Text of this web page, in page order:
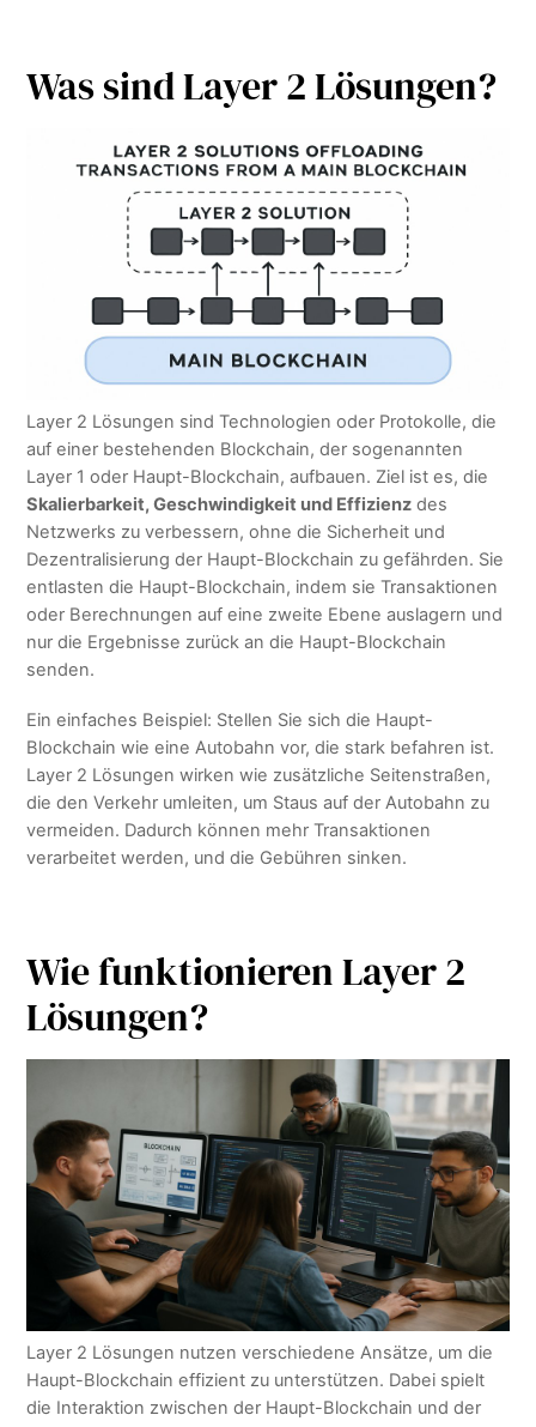
Was sind Layer 2 Lösungen?
Layer 2 Lösungen sind Technologien oder Protokolle, die
auf einer bestehenden Blockchain, der sogenannten
Layer 1 oder Haupt-Blockchain, aufbauen. Ziel ist es, die
Skalierbarkeit, Geschwindigkeit und Effizienz des
Netzwerks zu verbessern, ohne die Sicherheit und
Dezentralisierung der Haupt-Blockchain zu gefährden. Sie
entlasten die Haupt-Blockchain, indem sie Transaktionen
oder Berechnungen auf eine zweite Ebene auslagern und
nur die Ergebnisse zurück an die Haupt-Blockchain
senden.
Ein einfaches Beispiel: Stellen Sie sich die Haupt-
Blockchain wie eine Autobahn vor, die stark befahren ist.
Layer 2 Lösungen wirken wie zusätzliche Seitenstraßen,
die den Verkehr umleiten, um Staus auf der Autobahn zu
vermeiden. Dadurch können mehr Transaktionen
verarbeitet werden, und die Gebühren sinken.
Wie funktionieren Layer 2
Lösungen?
Layer 2 Lösungen nutzen verschiedene Ansätze, um die
Haupt-Blockchain effizient zu unterstützen. Dabei spielt
die Interaktion zwischen der Haupt-Blockchain und der